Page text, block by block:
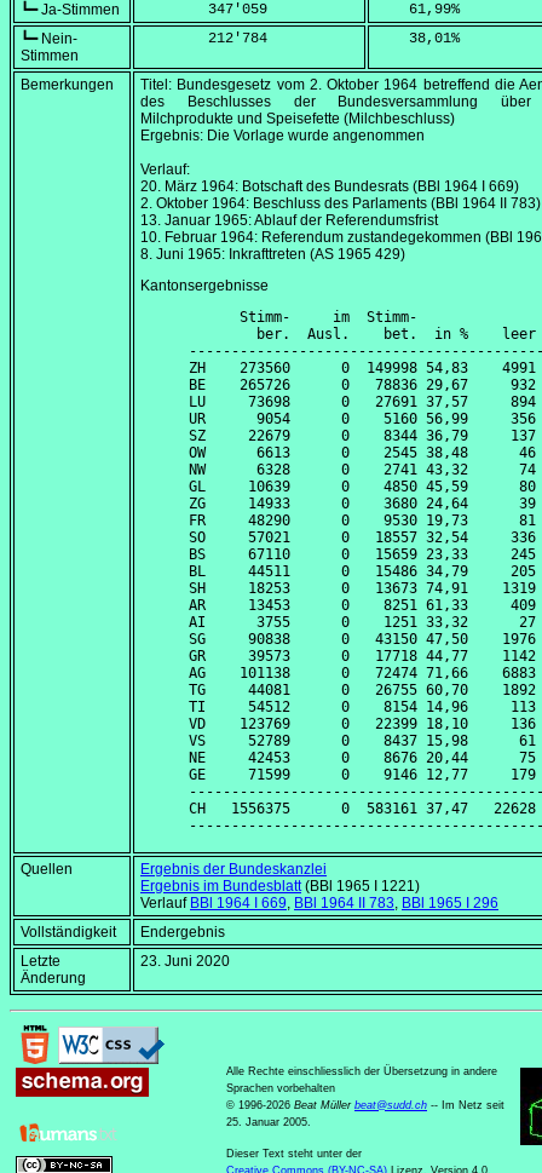
┗━ Ja-Stimmen
        347'059
    61,99
%
┗━ Nein-
Stimmen
        212'784
    38,01
%
Bemerkungen Titel: Bundesgesetz vom 2. Oktober 1964 betreffend die
des Beschlusses der Bundesversammlung
Milchprodukte und Speisefette (Milchbeschluss)
Ergebnis: Die Vorlage wurde angenommen
Verlauf:
20. März 1964: Botschaft des Bundesrats (BBl 1964 I 669)
2. Oktober 1964: Beschluss des Parlaments (BBl 1964 II 783)
13. Januar 1965: Ablauf der Referendumsfrist
10. Februar 1964: Referendum zustandegekommen (BBl
8. Juni 1965: Inkrafttreten (AS 1965 429)
Kantonsergebnisse
Stimm-     im  Stimm-
ber.  Ausl.    bet.  in %
ZH    273560      0  149998 54,83
BE    265726      0   78836 29,67
LU     73698      0   27691 37,57
UR      9054      0    5160 56,99
SZ     22679      0    8344 36,79
OW      6613      0    2545 38,48
NW      6328      0    2741 43,32
GL     10639      0    4850 45,59
ZG     14933      0    3680 24,64
FR     48290      0    9530 19,73
SO     57021      0   18557 32,54
BS     67110      0   15659 23,33
BL     44511      0   15486 34,79
SH     18253      0   13673 74,91
AR     13453      0    8251 61,33
AI      3755      0    1251 33,32
SG     90838      0   43150 47,50
GR     39573      0   17718 44,77
AG    101138      0   72474 71,66
TG     44081      0   26755 60,70
TI     54512      0    8154 14,96
VD    123769      0   22399 18,10
VS     52789      0    8437 15,98
NE     42453      0    8676 20,44
GE     71599      0    9146 12,77
CH   1556375      0  583161 37,47
Quellen
Ergebnis der Bundeskanzlei
Ergebnis im Bundesblatt(BBl 1965 I 1221)
Verlauf BBl 1964 I 669, BBl 1964 II 783, BBl 1965 I 296
Vollständigkeit
Endergebnis
Letzte
Änderung
23. Juni 2020
Alle Rechte einschliesslich der Übersetzung in andere
Sprachen vorbehalten
© 1996-2026 Beat Müller beat@sudd.ch -- Im Netz seit
25. Januar 2005.
Dieser Text steht unter der